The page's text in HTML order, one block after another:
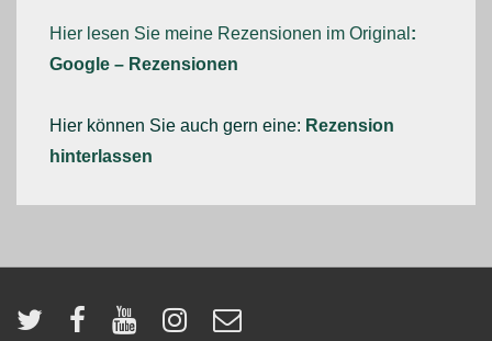
Hier lesen Sie meine Rezensionen im Original :
Google – Rezensionen
Hier können Sie auch gern eine: Rezension
hinterlassen